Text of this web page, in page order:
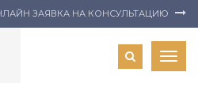
ЗАЯВКА НА КОНСУЛЬТАЦИЮ